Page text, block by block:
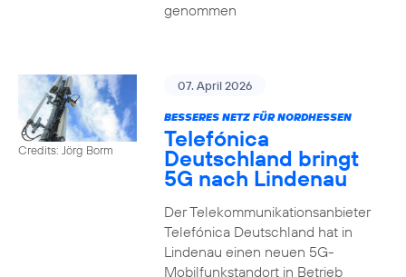
genommen
Credits: Jörg Borm
07. April 2026
BESSERES NETZ FÜR NORDHESSEN
Telefónica
Deutschland bringt
5G nach Lindenau
Der Telekommunikationsanbieter
Telefónica Deutschland hat in
Lindenau einen neuen 5G-
Mobilfunkstandort in Betrieb